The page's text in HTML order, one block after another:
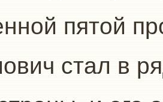
пятой
стал в